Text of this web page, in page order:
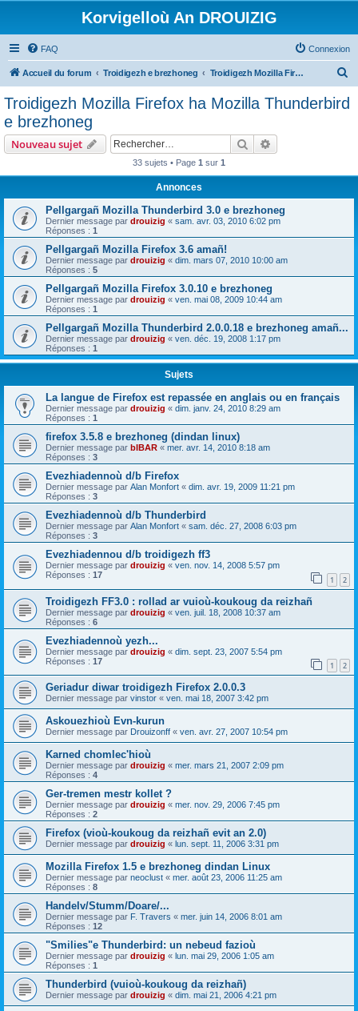
Korvigelloù An DROUIZIG
FAQ Connexion
Accueil du forum Troidigezh e brezhoneg Troidigezh Mozilla Firefox ha Mozilla Thunderbird e brezhoneg
Troidigezh Mozilla Firefox ha Mozilla Thunderbird
e brezhoneg
Nouveau sujet Rechercher
33 sujets • Page 1 sur 1
Annonces
Pellgargañ Mozilla Thunderbird 3.0 e brezhoneg
Dernier message par drouizig « sam. avr. 03, 2010 6:02 pm
Réponses : 1
Pellgargañ Mozilla Firefox 3.6 amañ!
Dernier message par drouizig « dim. mars 07, 2010 10:00 am
Réponses : 5
Pellgargañ Mozilla Firefox 3.0.10 e brezhoneg
Dernier message par drouizig « ven. mai 08, 2009 10:44 am
Réponses : 1
Pellgargañ Mozilla Thunderbird 2.0.0.18 e brezhoneg amañ...
Dernier message par drouizig « ven. déc. 19, 2008 1:17 pm
Réponses : 1
Sujets
La langue de Firefox est repassée en anglais ou en français
Dernier message par drouizig « dim. janv. 24, 2010 8:29 am
Réponses : 1
firefox 3.5.8 e brezhoneg (dindan linux)
Dernier message par bIBAR « mer. avr. 14, 2010 8:18 am
Réponses : 3
Evezhiadennoù d/b Firefox
Dernier message par Alan Monfort « dim. avr. 19, 2009 11:21 pm
Réponses : 3
Evezhiadennoù d/b Thunderbird
Dernier message par Alan Monfort « sam. déc. 27, 2008 6:03 pm
Réponses : 3
Evezhiadennou d/b troidigezh ff3
Dernier message par drouizig « ven. nov. 14, 2008 5:57 pm
Réponses : 17 1 2
Troidigezh FF3.0 : rollad ar vuioù-koukoug da reizhañ
Dernier message par drouizig « ven. juil. 18, 2008 10:37 am
Réponses : 6
Evezhiadennoù yezh...
Dernier message par drouizig « dim. sept. 23, 2007 5:54 pm
Réponses : 17 1 2
Geriadur diwar troidigezh Firefox 2.0.0.3
Dernier message par vinstor « ven. mai 18, 2007 3:42 pm
Askouezhioù Evn-kurun
Dernier message par Drouizonff « ven. avr. 27, 2007 10:54 pm
Karned chomlec'hioù
Dernier message par drouizig « mer. mars 21, 2007 2:09 pm
Réponses : 4
Ger-tremen mestr kollet ?
Dernier message par drouizig « mer. nov. 29, 2006 7:45 pm
Réponses : 2
Firefox (vioù-koukoug da reizhañ evit an 2.0)
Dernier message par drouizig « lun. sept. 11, 2006 3:31 pm
Mozilla Firefox 1.5 e brezhoneg dindan Linux
Dernier message par neoclust « mer. août 23, 2006 11:25 am
Réponses : 8
Handelv/Stumm/Doare/...
Dernier message par F. Travers « mer. juin 14, 2006 8:01 am
Réponses : 12
"Smilies"e Thunderbird: un nebeud fazioù
Dernier message par drouizig « lun. mai 29, 2006 1:05 am
Réponses : 1
Thunderbird (vuioù-koukoug da reizhañ)
Dernier message par drouizig « dim. mai 21, 2006 4:21 pm